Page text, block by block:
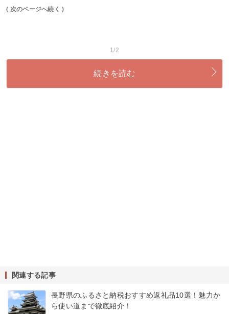
( 次のページへ続く )
1/2
続きを読む
関連する記事
長野県のふるさと納税おすすめ返礼品10選！魅力か
ら使い道まで徹底紹介！